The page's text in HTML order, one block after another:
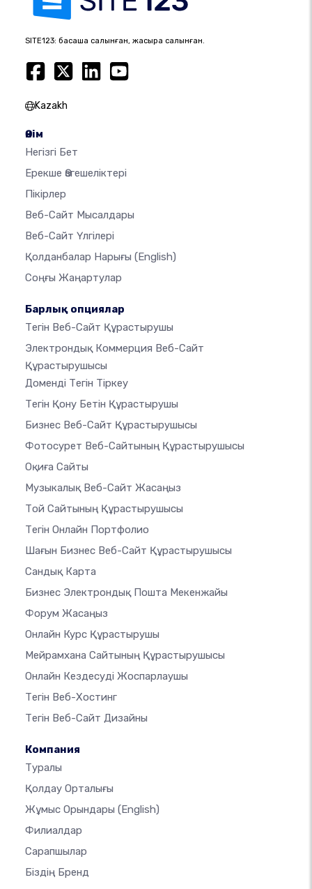
SITE123: басқаша салынған, жақсырақ салынған.
Kazakh
Өнім
Негізгі Бет
Ерекше Өзгешеліктері
Пікірлер
Веб-Сайт Мысалдары
Веб-Сайт Үлгілері
Қолданбалар Нарығы (English)
Соңғы Жаңартулар
Барлық опциялар
Тегін Веб-Сайт Құрастырушы
Электрондық Коммерция Веб-Сайт
Құрастырушысы
Доменді Тегін Тіркеу
Тегін Қону Бетін Құрастырушы
Бизнес Веб-Сайт Құрастырушысы
Фотосурет Веб-Сайтының Құрастырушысы
Оқиға Сайты
Музыкалық Веб-Сайт Жасаңыз
Той Сайтының Құрастырушысы
Тегін Онлайн Портфолио
Шағын Бизнес Веб-Сайт Құрастырушысы
Сандық Карта
Бизнес Электрондық Пошта Мекенжайы
Форум Жасаңыз
Онлайн Курс Құрастырушы
Мейрамхана Сайтының Құрастырушысы
Онлайн Кездесуді Жоспарлаушы
Тегін Веб-Хостинг
Тегін Веб-Сайт Дизайны
Компания
Туралы
Қолдау Орталығы
Жұмыс Орындары (English)
Филиалдар
Сарапшылар
Біздің Бренд